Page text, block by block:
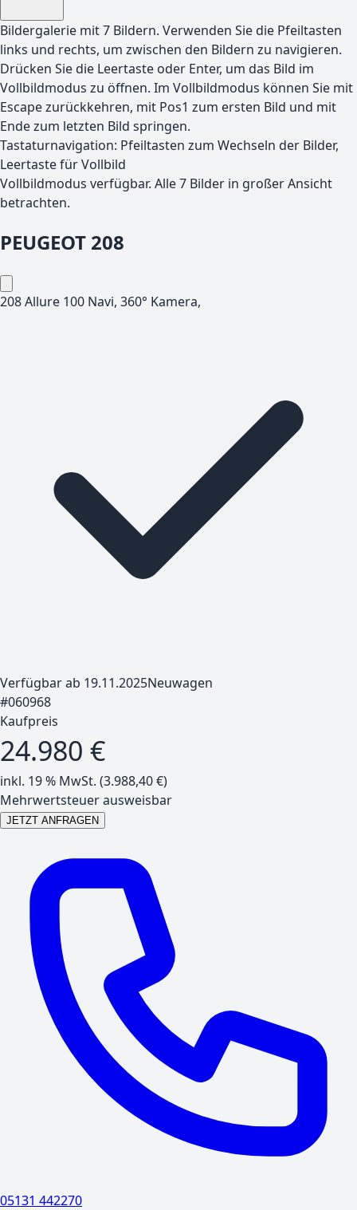
Bildergalerie mit7 Bildern. Verwenden Sie die Pfeiltasten
links und rechts, um zwischen den Bildern zu navigieren.
Drücken Sie die Leertaste oder Enter, um das Bild im
Vollbildmodus zu öffnen. Im Vollbildmodus können Sie mit
Escape zurückkehren, mit Pos1 zum ersten Bild und mit
Ende zum letzten Bild springen.
Tastaturnavigation: Pfeiltasten zum Wechseln der Bilder,
Leertaste für Vollbild
Vollbildmodus verfügbar. Alle7 Bilder in großer Ansicht
betrachten.
PEUGEOT 208
208 Allure 100 Navi, 360° Kamera,
Verfügbar ab 19.11.2025Neuwagen
#060968
Kaufpreis
24.980 €
inkl. 19 % MwSt. (3.988,40€)
Mehrwertsteuer ausweisbar
JETZT ANFRAGEN
05131 442270